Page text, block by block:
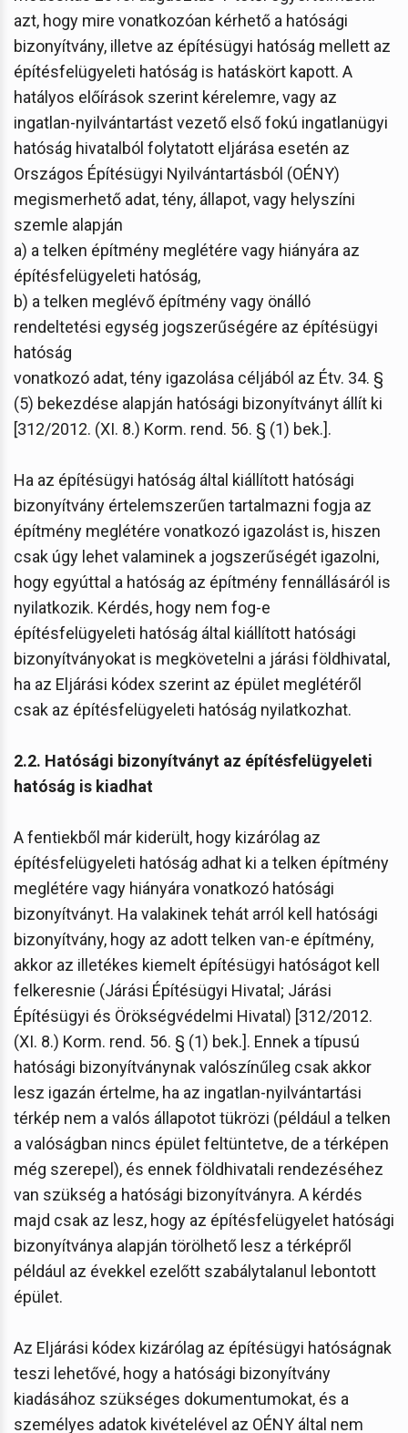
azt, hogy mire vonatkozóan kérhető a hatósági
bizonyítvány, illetve az építésügyi hatóság mellett az
építésfelügyeleti hatóság is hatáskört kapott. A
hatályos előírások szerint kérelemre, vagy az
ingatlan-nyilvántartást vezető első fokú ingatlanügyi
hatóság hivatalból folytatott eljárása esetén az
Országos Építésügyi Nyilvántartásból (OÉNY)
megismerhető adat, tény, állapot, vagy helyszíni
szemle alapján
a) a telken építmény meglétére vagy hiányára az
építésfelügyeleti hatóság,
b) a telken meglévő építmény vagy önálló
rendeltetési egység jogszerűségére az építésügyi
hatóság
vonatkozó adat, tény igazolása céljából az Étv. 34. §
(5) bekezdése alapján hatósági bizonyítványt állít ki
[312/2012. (XI. 8.) Korm. rend. 56. § (1) bek.].
Ha az építésügyi hatóság által kiállított hatósági
bizonyítvány értelemszerűen tartalmazni fogja az
építmény meglétére vonatkozó igazolást is, hiszen
csak úgy lehet valaminek a jogszerűségét igazolni,
hogy egyúttal a hatóság az építmény fennállásáról is
nyilatkozik. Kérdés, hogy nem fog-e
építésfelügyeleti hatóság által kiállított hatósági
bizonyítványokat is megkövetelni a járási földhivatal,
ha az Eljárási kódex szerint az épület meglétéről
csak az építésfelügyeleti hatóság nyilatkozhat.
2.2. Hatósági bizonyítványt az építésfelügyeleti
hatóság is kiadhat
A fentiekből már kiderült, hogy kizárólag az
építésfelügyeleti hatóság adhat ki a telken építmény
meglétére vagy hiányára vonatkozó hatósági
bizonyítványt. Ha valakinek tehát arról kell hatósági
bizonyítvány, hogy az adott telken van-e építmény,
akkor az illetékes kiemelt építésügyi hatóságot kell
felkeresnie (Járási Építésügyi Hivatal; Járási
Építésügyi és Örökségvédelmi Hivatal) [312/2012.
(XI. 8.) Korm. rend. 56. § (1) bek.]. Ennek a típusú
hatósági bizonyítványnak valószínűleg csak akkor
lesz igazán értelme, ha az ingatlan-nyilvántartási
térkép nem a valós állapotot tükrözi (például a telken
a valóságban nincs épület feltüntetve, de a térképen
még szerepel), és ennek földhivatali rendezéséhez
van szükség a hatósági bizonyítványra. A kérdés
majd csak az lesz, hogy az építésfelügyelet hatósági
bizonyítványa alapján törölhető lesz a térképről
például az évekkel ezelőtt szabálytalanul lebontott
épület.
Az Eljárási kódex kizárólag az építésügyi hatóságnak
teszi lehetővé, hogy a hatósági bizonyítvány
kiadásához szükséges dokumentumokat, és a
személyes adatok kivételével az OÉNY által nem